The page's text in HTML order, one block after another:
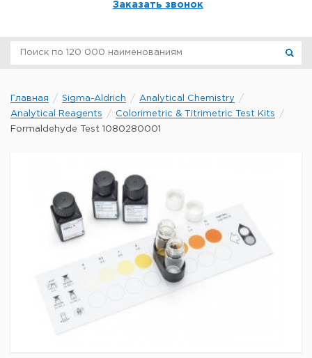
Заказать звонок
Главная Sigma-Aldrich
Analytical Chemistry
Analytical Reagents
Colorimetric & Titrimetric Test Kits
Formaldehyde Test 1080280001